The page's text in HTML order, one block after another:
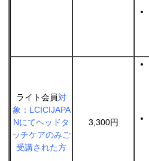
ライト会員対
象：LCICIJAPA
Nにてヘッドタ
ッチケアのみご
受講された方
3,300円